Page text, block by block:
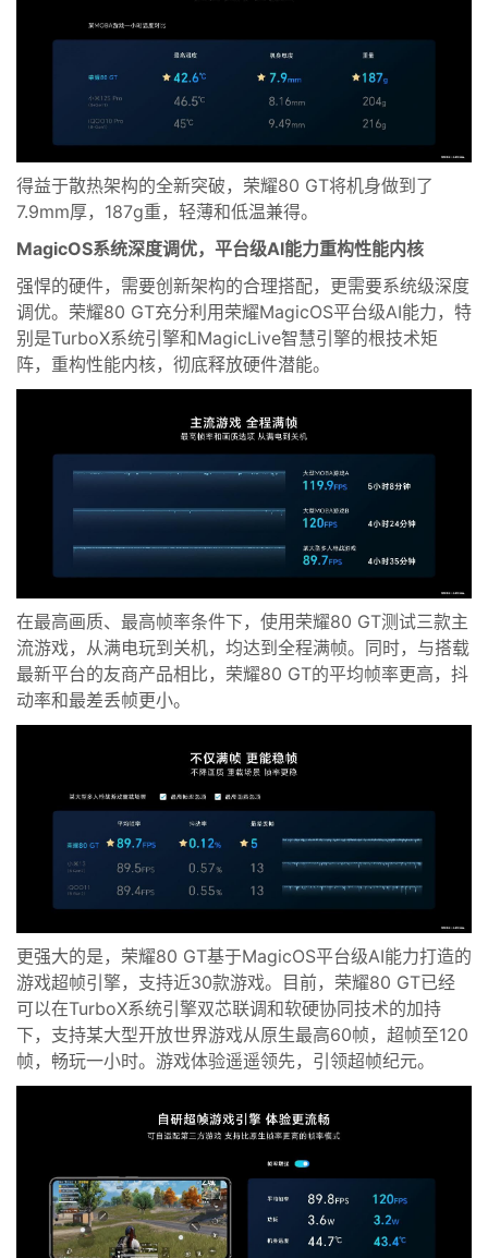
得益于散热架构的全新突破， 荣耀80 GT将机身做到了
7.9mm厚，187g重， 轻薄和低温兼得。
MagicOS系统深度调优， 平台级AI能力重构性能内核
强悍的硬件， 需要创新架构的合理搭配， 更需要系统级深度
调优。 荣耀80 GT充分利用 荣耀MagicOS平台级AI能力，特
别是TurboX系统引擎和MagicLive智慧引擎的根技术矩
阵，重构性能内核，彻底释放硬件潜能。
在最高画质、最高帧率条件下，使用荣耀80 GT测试三款主
流游戏，从满电玩到关机，均达到全程满帧。 同时， 与搭载
最新平台的友商产品相比，荣耀80 GT的平均帧率更高，抖
动率和最差丢帧更小。
更强大的是， 荣耀80 GT基于MagicOS平台级AI能力打造的
游戏超帧引擎， 支持近30款游戏。
目前，荣耀80 GT已经
可以在TurboX系统引擎双芯联调和软硬协同技术的加持
下，支持某大型开放世界游戏从原生最高60帧，超帧至120
帧，畅玩一小时。游戏体验遥遥领先，引领超帧纪元。